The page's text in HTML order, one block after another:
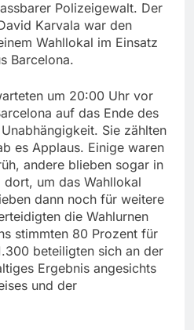
Polizeigewalt. Der
Karvala war den
Wahllokal im Einsatz
Barcelona.
um 20:00 Uhr vor
auf das Ende des
Sie zählten
es Applaus. Einige waren
andere blieben sogar in
um das Wahllokal
dann noch für weitere
die Wahlurnen
stimmten 80 Prozent für
beteiligten sich an der
Ergebnis angesichts
und der